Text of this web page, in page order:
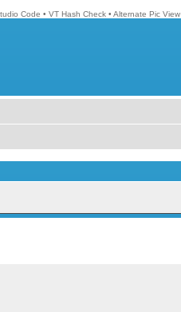
Code • VT Hash Check • Alternate Pic View